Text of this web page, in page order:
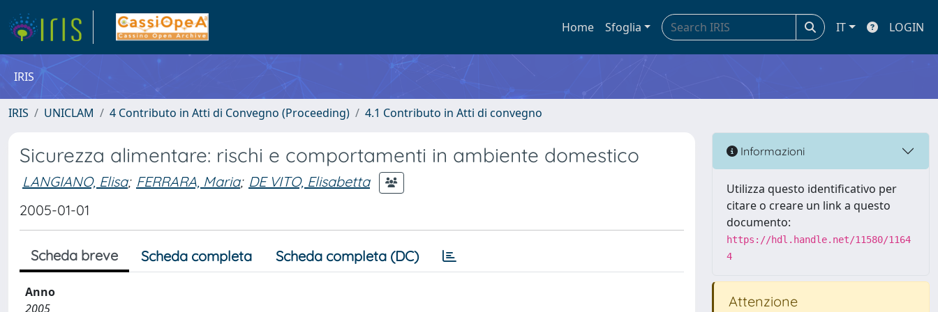
Home Sfoglia IT LOGIN
IRIS
IRIS UNICLAM 4 Contributo in Atti di Convegno (Proceeding) 4.1 Contributo in Atti di convegno
Sicurezza alimentare: rischi e comportamenti in ambiente domestico
LANGIANO, Elisa; FERRARA, Maria; DE VITO, Elisabetta
2005-01-01
Scheda breve Scheda completa Scheda completa (DC)
Anno
2005
Informazioni
Utilizza questo identificativo per
citare o creare un link a questo
documento:
https://hdl.handle.net/11580/1164
4
Attenzione